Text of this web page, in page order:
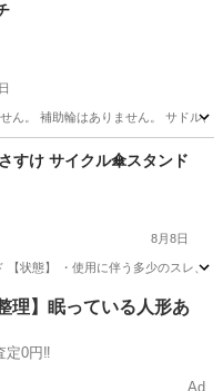
ん。 補助輪はありません。 サドル
すけ サイクル傘スタンド
8月8日
状態】 ・使用に伴う多少のスレ、
理】眠っている人形あ
定0円‼️
Ad